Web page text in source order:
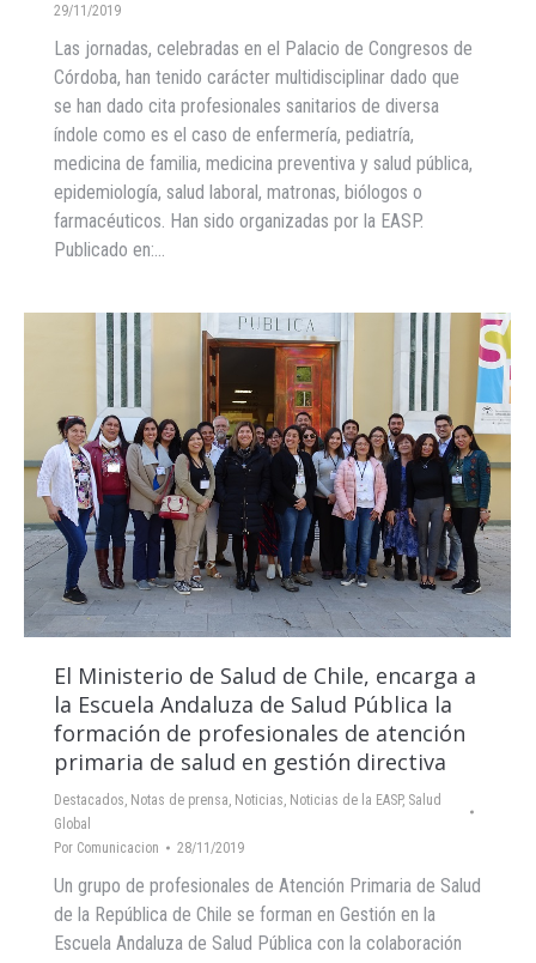
29/11/2019
Las jornadas, celebradas en el Palacio de Congresos de
Córdoba, han tenido carácter multidisciplinar dado que
se han dado cita profesionales sanitarios de diversa
índole como es el caso de enfermería, pediatría,
medicina de familia, medicina preventiva y salud pública,
epidemiología, salud laboral, matronas, biólogos o
farmacéuticos. Han sido organizadas por la EASP.
Publicado en:…
El Ministerio de Salud de Chile, encarga a
la Escuela Andaluza de Salud Pública la
formación de profesionales de atención
primaria de salud en gestión directiva
Destacados, Notas de prensa, Noticias, Noticias de la EASP, Salud
Global
Por Comunicacion 28/11/2019
Un grupo de profesionales de Atención Primaria de Salud
de la República de Chile se forman en Gestión en la
Escuela Andaluza de Salud Pública con la colaboración